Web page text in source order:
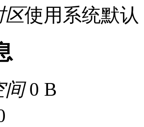
区使用系统默认
间0 B